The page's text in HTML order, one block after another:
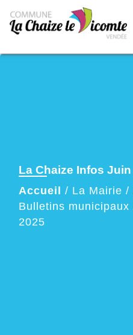
La Chaize Infos Juin
Accueil / La Mairie /
Bulletins municipaux
2025